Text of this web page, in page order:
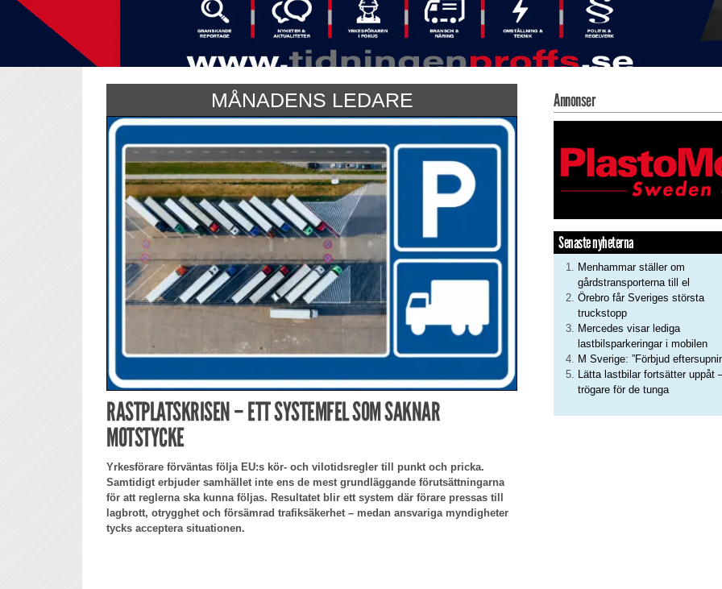
MÅNADENS LEDARE
RASTPLATSKRISEN – ETT SYSTEMFEL SOM SAKNAR
MOTSTYCKE
Yrkesförare förväntas följa EU:s kör- och vilotidsregler till punkt och pricka.
Samtidigt erbjuder samhället inte ens de mest grundläggande förutsättningarna
för att reglerna ska kunna följas. Resultatet blir ett system där förare pressas till
lagbrott, otrygghet och försämrad trafiksäkerhet – medan ansvariga myndigheter
tycks acceptera situationen.
Annonser
Senaste nyheterna
Menhammar ställer om
gårdstransporterna till el
Örebro får Sveriges största
truckstopp
Mercedes visar lediga
lastbilsparkeringar i mobilen
M Sverige: ”Förbjud
Lätta lastbilar fortsätter uppåt
trögare för de tunga